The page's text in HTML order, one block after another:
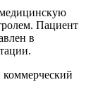
Пациент
в